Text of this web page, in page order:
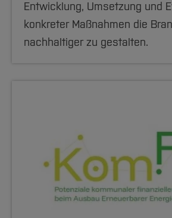
Entwicklung, Umsetzung und
konkreter Maßnahmen die
nachhaltiger zu gestalten.